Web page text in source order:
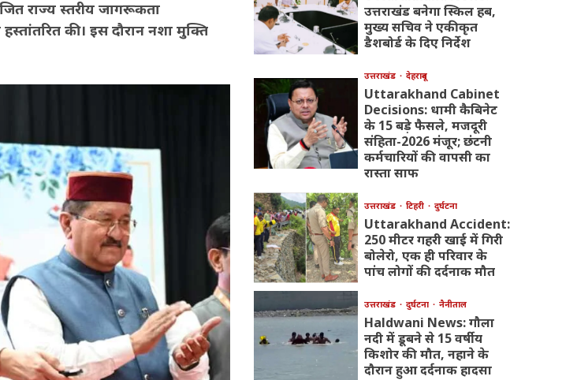
राज्य स्तरीय जागरूकता
की। इस दौरान नशा मुक्ति
उत्तराखंड बनेगा स्किल हब,
मुख्य सचिव ने एकीकृत
डैशबोर्ड के दिए निर्देश
उत्तराखंड देहरादून
Uttarakhand Cabinet
Decisions: धामी कैबिनेट
के 15 बड़े फैसले, मजदूरी
संहिता-2026 मंजूर; छंटनी
कर्मचारियों की वापसी का
रास्ता साफ
उत्तराखंड टिहरी दुर्घटना
Uttarakhand Accident:
250 मीटर गहरी खाई में गिरी
बोलेरो, एक ही परिवार के
पांच लोगों की दर्दनाक मौत
उत्तराखंड दुर्घटना नैनीताल
Haldwani News: गौला
नदी में डूबने से 15 वर्षीय
किशोर की मौत, नहाने के
दौरान हुआ दर्दनाक हादसा